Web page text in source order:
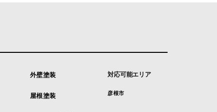
外壁塗装
屋根塗装
対応可能エリア
彦根市